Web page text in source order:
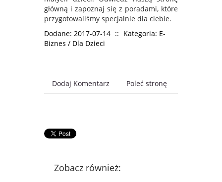
główną i zapoznaj się z poradami, które
przygotowaliśmy specjalnie dla ciebie.
Dodane: 2017-07-14 :: Kategoria: E-
Biznes / Dla Dzieci
Dodaj Komentarz Poleć stronę
Zobacz również: